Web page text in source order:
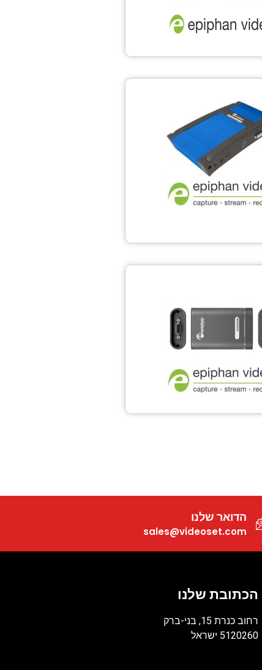
הדואר שלנו
sales@videoset.com
הכתובת שלנו
רחוב כנרת 15, בני-ברק
5120260 ישראל